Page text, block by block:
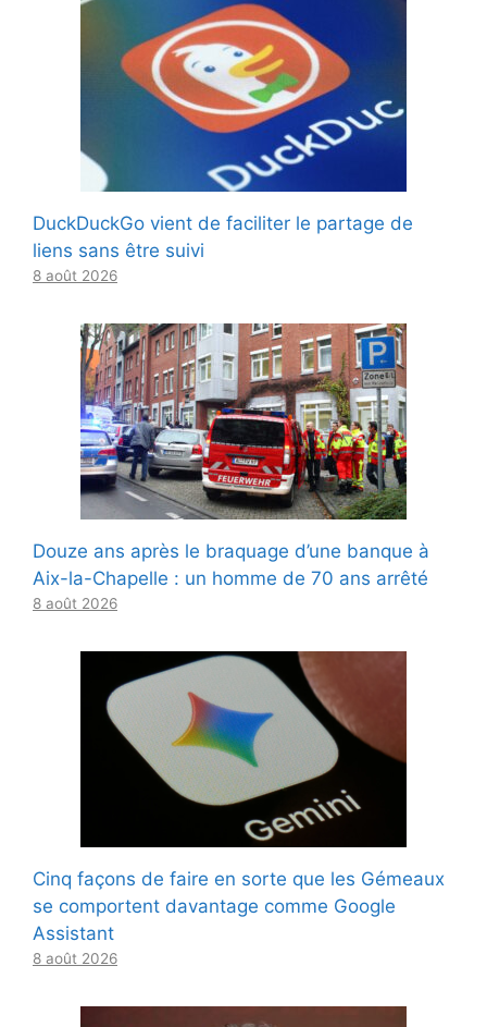
DuckDuckGo vient de faciliter le partage de
liens sans être suivi
8 août 2026
Douze ans après le braquage d’une banque à
Aix-la-Chapelle : un homme de 70 ans arrêté
8 août 2026
Cinq façons de faire en sorte que les Gémeaux
se comportent davantage comme Google
Assistant
8 août 2026